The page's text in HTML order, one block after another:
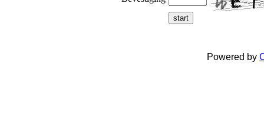
start
Powered by